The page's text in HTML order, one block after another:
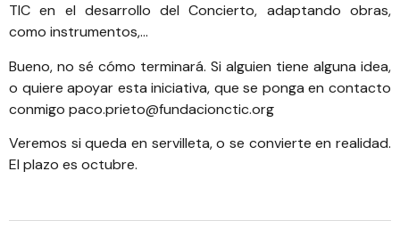
TIC en el desarrollo del Concierto, adaptando obras,
como instrumentos,…
Bueno, no sé cómo terminará. Si alguien tiene alguna idea,
o quiere apoyar esta iniciativa, que se ponga en contacto
conmigo paco.prieto@fundacionctic.org
Veremos si queda en servilleta, o se convierte en realidad.
El plazo es octubre.